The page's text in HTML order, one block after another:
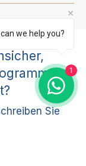
an. Das
zur Zielgruppe
sind modular
sich flexibel
und
auf Bedarf
Sie
we help you?
1